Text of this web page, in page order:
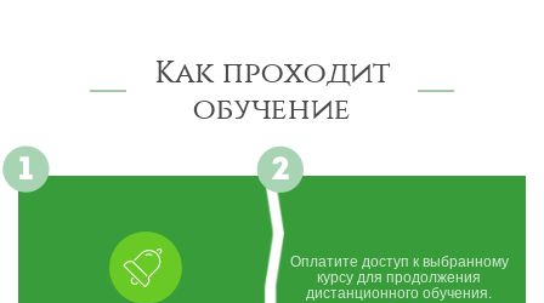
Как проходит
обучение
Оплатите доступ к выбранному
курсу для продолжения
дистанционного обучения.